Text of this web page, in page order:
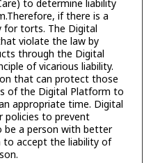
to determine liability
if there is a
for torts. The Digital
violate the law by
through the Digital
of vicarious liability.
that can protect those
of the Digital Platform to
appropriate time. Digital
policies to prevent
be a person with better
accept the liability of